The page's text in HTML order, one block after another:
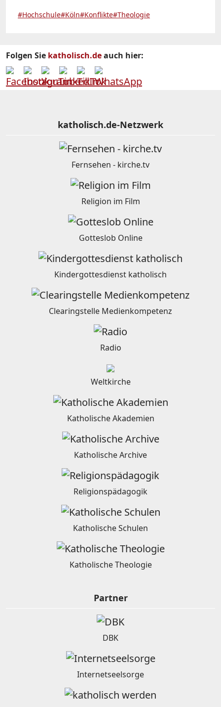
#Hochschule#Köln#Konflikte#Theologie
Folgen Sie katholisch.deauch hier:
katholisch.de-Netzwerk
Fernsehen - kirche.tv
Religion im Film
Gotteslob Online
Kindergottesdienst katholisch
Clearingstelle Medienkompetenz
Radio
Weltkirche
Katholische Akademien
Katholische Archive
Religionspädagogik
Katholische Schulen
Katholische Theologie
Partner
DBK
Internetseelsorge